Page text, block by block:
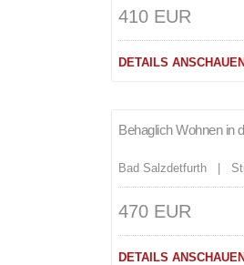
410 EUR
DETAILS
Behaglich Wohnen in
Bad Salzdetfurth |
470 EUR
DETAILS